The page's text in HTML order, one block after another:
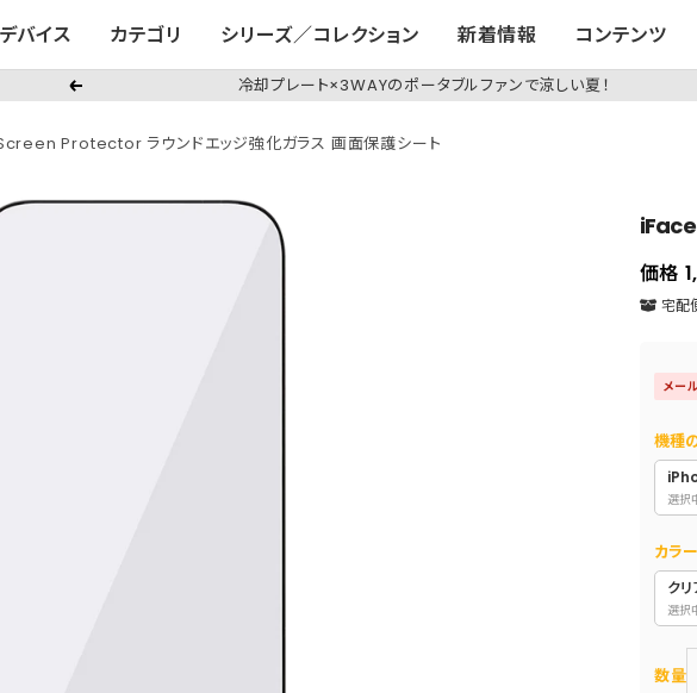
デバイス カテゴリ シリーズ／コレクション 新着情報 コンテンツ
戻
冷却プレート×3WAYのポータブルファンで涼しい夏！
Protector ラウンドエッジ強化ガラス 画面保護シート
iFace
価格
宅配
メー
機種
選択
カラ
クリ
選択
数量